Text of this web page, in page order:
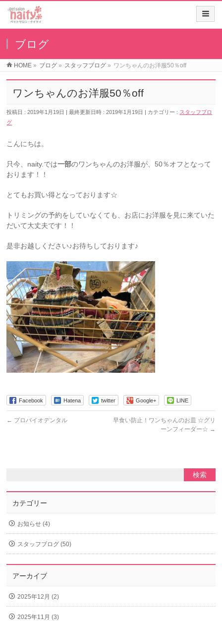
ブログ
HOME » ブログ » スタッフブログ » ワンちゃんのお洋服50％off
ワンちゃんのお洋服50％off
投稿日 : 2019年1月19日 最終更新日時 : 2019年1月19日 カテゴリー : スタッフブロ
グ
こんにちは。
只今、naity.では一部のワンちゃんのお洋服が、50％オフとなって
おります！！
とてもお買い得となっております☆
トリミングの予約をしていなくても、お店にお洋服を見に来ていた
だいて大丈夫です！！
是非お越しください♪お待ちしております♪
Facebook Hatena twitter Google+ LINE
← プロバイオデンタル
早食い防止！ワンちゃんのお皿 ☆グリ
ーンフィーダー☆ →
カテゴリー
お知らせ (4)
スタッフブログ (50)
アーカイブ
2025年12月 (2)
2025年11月 (3)